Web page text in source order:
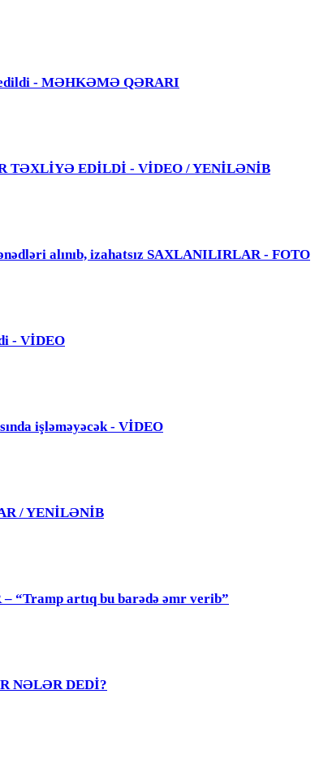
edildi - MƏHKƏMƏ QƏRARI
TƏXLİYƏ EDİLDİ - VİDEO / YENİLƏNİB
alınıb, izahatsız SAXLANILIRLAR - FOTO
- VİDEO
işləməyəcək - VİDEO
/ YENİLƏNİB
“Tramp artıq bu barədə əmr verib”
NƏLƏR DEDİ?